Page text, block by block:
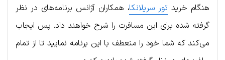
هنگام خرید تور سریلانکا، همکاران آژانس برنامه‌های در نظر
گرفته شده برای این مسافرت را شرح خواهند داد. پس ایجاب
می‌کند که شما خود را منعطف با این برنامه نمایید تا از تمام